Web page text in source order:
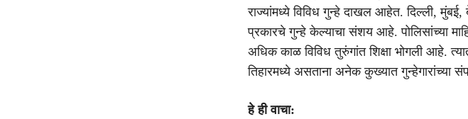
राज्यांमध्ये विविध गुन्हे दाखल आहेत. दिल्ली,
प्रकारचे गुन्हे केल्याचा संशय आहे. पोलिसांच्या
अधिक काळ विविध तुरुंगांत शिक्षा भोगली आहे.
तिहारमध्ये असताना अनेक कुख्यात गुन्हेगारांच्या
हे ही वाचा: